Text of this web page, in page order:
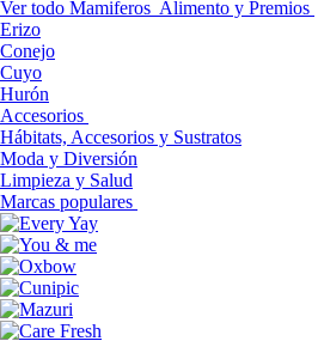
Ver todo Mamiferos Alimento y Premios
Erizo
Conejo
Cuyo
Hurón
Accesorios
Hábitats, Accesorios y Sustratos
Moda y Diversión
Limpieza y Salud
Marcas populares